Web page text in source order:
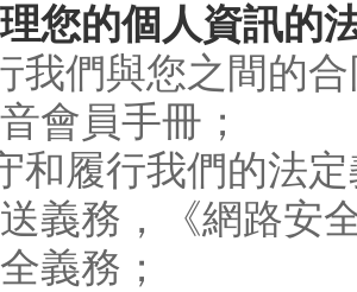
您的個人資訊的
我們與您之間的
會員手冊；
和履行我們的法
義務，《網路安
義務；